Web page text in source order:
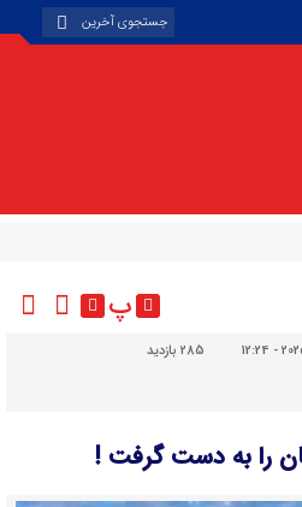
پ
285 بازدید
را به دست گرفت !